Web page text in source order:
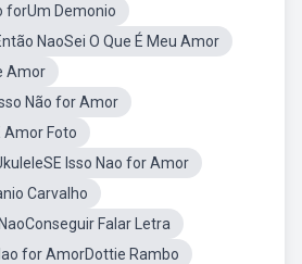
forUm Demonio
NaoSei O Que É Meu Amor
Amor
Não for Amor
Amor Foto
Isso Nao for Amor
Carvalho
Falar Letra
for AmorDottie Rambo